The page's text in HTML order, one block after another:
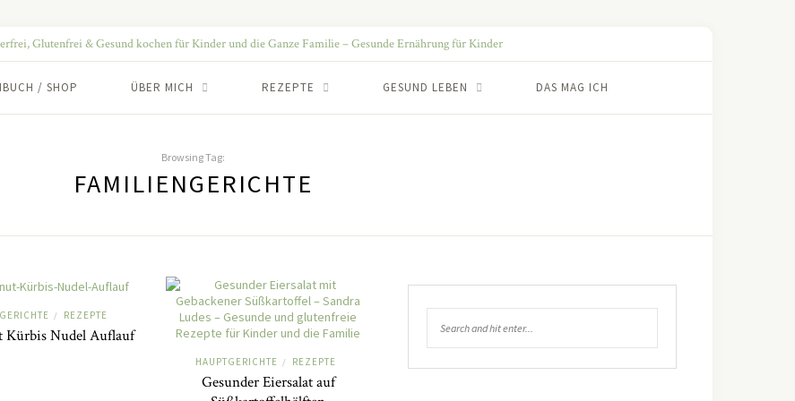
/ SHOP ÜBER MICH REZEPTE GESUND LEBEN DAS MAG ICH
Browsing Tag:
FAMILIENGERICHTE
/ REZEPTE
Kürbis Nudel Auflauf
HAUPTGERICHTE / REZEPTE
Gesunder Eiersalat auf